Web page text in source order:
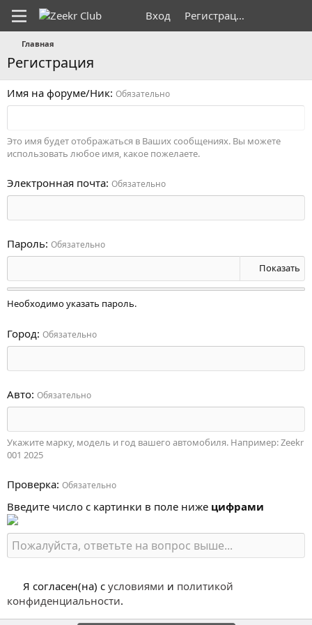
Вход Регистрация
Главная
Регистрация
Имя на форуме/Ник Обязательно
Это имя будет отображаться в Ваших сообщениях. Вы можете
использовать любое имя, какое пожелаете.
Электронная почта Обязательно
Пароль Обязательно
Показать
Необходимо указать пароль.
Город Обязательно
Авто Обязательно
Укажите марку, модель и год вашего автомобиля. Например: Zeekr
001 2025
Проверка Обязательно
Ввeдитe чиcлo c кapтинки в пoлe нижe цифpaми
Я согласен(на) с условиями и политикой
конфиденциальности.